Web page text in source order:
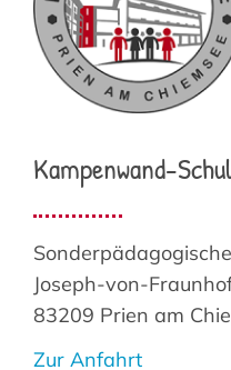
Kampenwand-
Joseph-von-
83209 Prien am
Zur Anfahrt